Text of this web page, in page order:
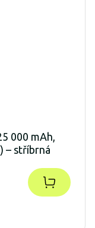
000 mAh,
– stříbrná